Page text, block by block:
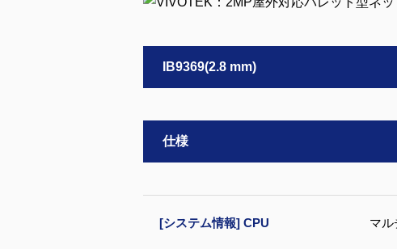
IB9369(2.8 mm)
仕様
[システム情報] CPU マル